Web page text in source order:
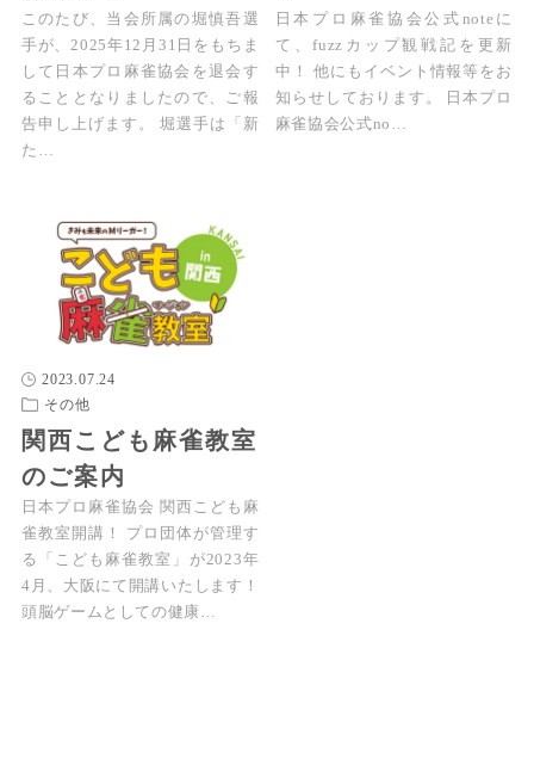
このたび、当会所属の堀慎吾選
手が、2025年12月31日をもちま
して日本プロ麻雀協会を退会す
ることとなりましたので、ご報
告申し上げます。 堀選手は「新
た…
日本プロ麻雀協会公式noteに
て、fuzzカップ観戦記を更新
中！ 他にもイベント情報等をお
知らせしております。 日本プロ
麻雀協会公式no…
2023.07.24
その他
関西こども麻雀教室
のご案内
日本プロ麻雀協会 関西こども麻
雀教室開講！ プロ団体が管理す
る「こども麻雀教室」が2023年
4月、大阪にて開講いたします！
頭脳ゲームとしての健康…